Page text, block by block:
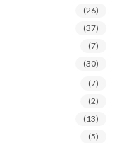
(26)
(37)
(7)
(30)
(7)
(2)
(13)
(5)